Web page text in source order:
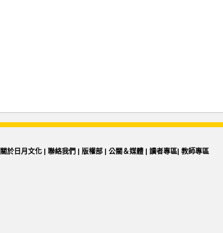
關於日月文化 | 聯絡我們 | 版權部 | 公關＆媒體 | 讀者專區| 教師專區